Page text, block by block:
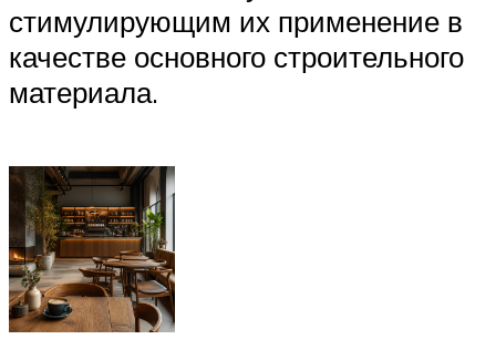
стимулирующим их применение в
качестве основного строительного
материала.